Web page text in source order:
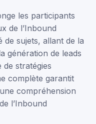
les participants
de l’Inbound
sujets, allant de la
génération de leads
stratégies
complète garantit
compréhension
l’Inbound